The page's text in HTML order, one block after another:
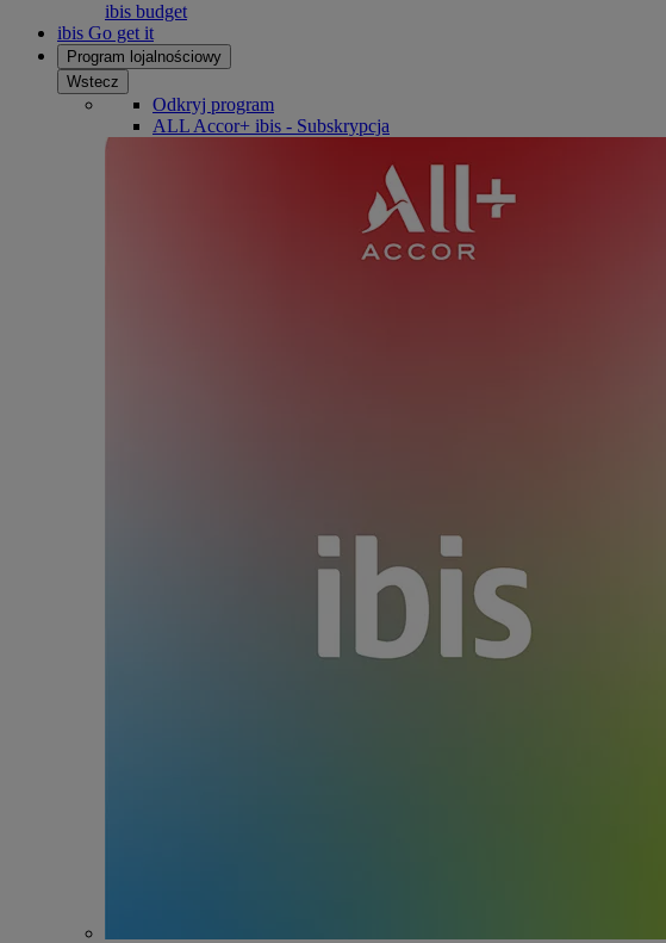
ibis budget
ibis Go get it
Program lojalnościowy
Wstecz
Odkryj program
ALL Accor+ ibis - Subskrypcja